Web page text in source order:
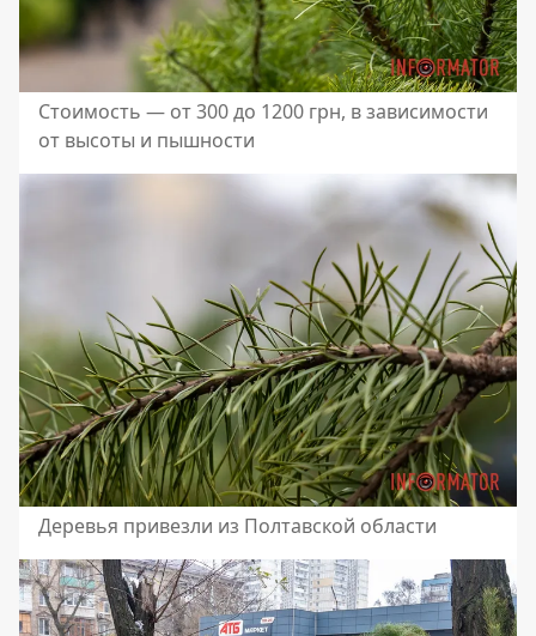
Стоимость — от 300 до 1200 грн, в зависимости
от высоты и пышности
Деревья привезли из Полтавской области